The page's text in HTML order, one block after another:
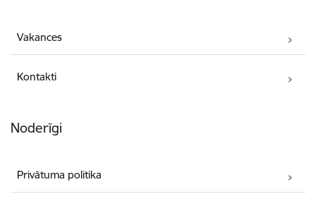
Vakances
Kontakti
Noderīgi
Privātuma politika